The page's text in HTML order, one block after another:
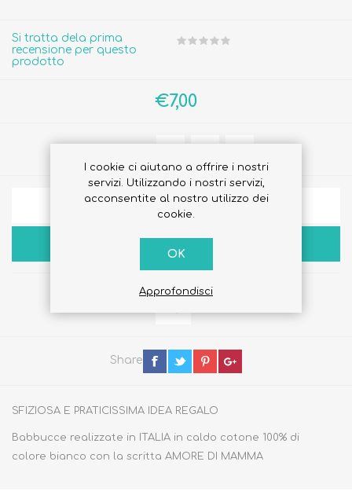
Si tratta dela prima
recensione per questo
prodotto
€7,00
AGGIUNGI ALLA LISTA DEI DESIDERI
Share
SFIZIOSA E PRATICISSIMA IDEA REGALO
Babbucce realizzate in ITALIA in caldo cotone 100% di
colore bianco con la scritta AMORE DI MAMMA
I cookie ci aiutano a offrire i nostri
servizi. Utilizzando i nostri servizi,
acconsentite al nostro utilizzo dei
cookie.
OK
Approfondisci